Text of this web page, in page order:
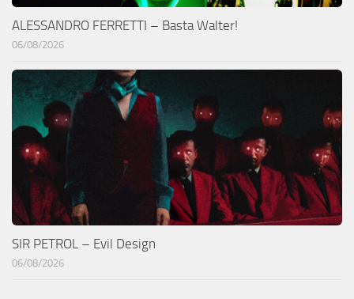
ALESSANDRO FERRETTI – Basta Walter!
06/08/2026
SIR PETROL – Evil Design
06/08/2026